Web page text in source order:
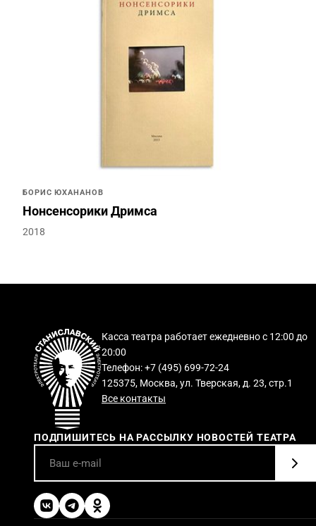
БОРИС ЮХАНАНОВ
Нонсенсорики Дримса
2018
Касса театра работает ежедневно с 12:00 до
20:00
Телефон: +7 (495) 699-72-24
125375, Москва, ул. Тверская, д. 23, стр.1
Все контакты
ПОДПИШИТЕСЬ НА РАССЫЛКУ НОВОСТЕЙ ТЕАТРА